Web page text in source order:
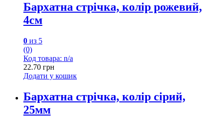
Бархатна стрічка, колір рожевий,
4см
0 из 5
(0)
Код товара: n/a
22.70 грн
Додати у кошик
Бархатна стрічка, колір сірий,
25мм